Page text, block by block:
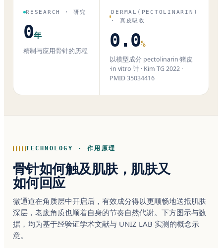
RESEARCH · 研究
0年
精制与应用骨针的历程
DERMAL(PECTOLINARIN)
· 真皮吸收
0.0%
以模型成分 pectolinarin·猪皮
·in vitro 计 · Kim TG 2022 ·
PMID 35034416
TECHNOLOGY · 作用原理
骨针如何触及肌肤，肌肤又
如何回应
微通道在角质层中开启后，有效成分得以更顺畅地送抵肌肤
深层，老废角质也顺着自身的节奏自然代谢。下方图示与数
据，均为基于经验证学术文献与 UNIZ LAB 实测的概念示
意。